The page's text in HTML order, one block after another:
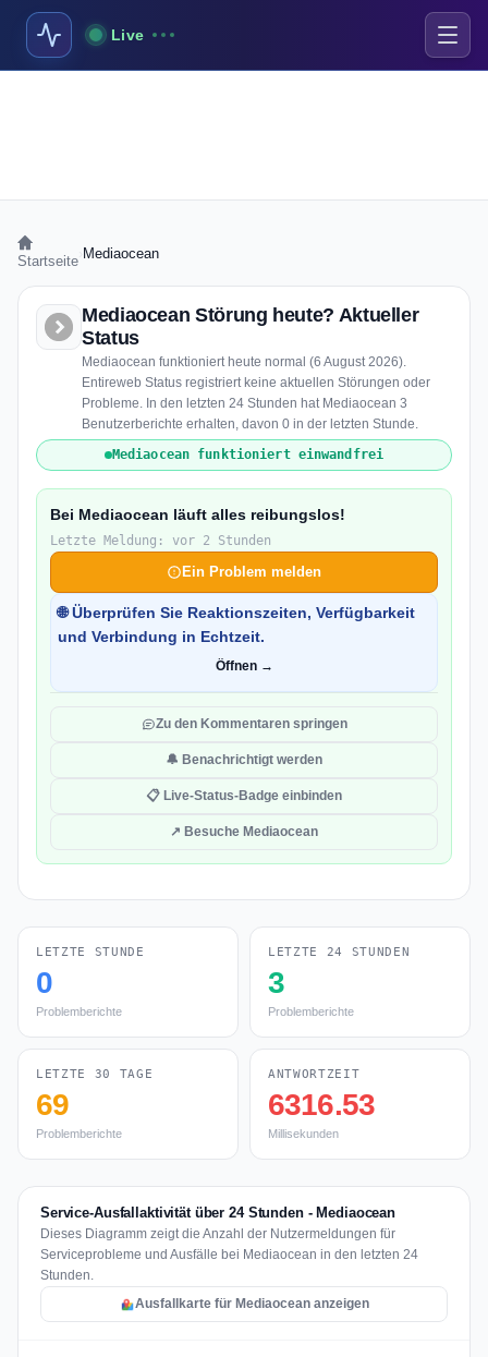
Live
Startseite Mediaocean
Mediaocean Störung heute? Aktueller
Status
Mediaocean funktioniert heute normal (6 August 2026).
Entireweb Status registriert keine aktuellen Störungen oder
Probleme. In den letzten 24 Stunden hat Mediaocean 3
Benutzerberichte erhalten, davon 0 in der letzten Stunde.
Mediaocean funktioniert einwandfrei
Bei Mediaocean läuft alles reibungslos!
Letzte Meldung: vor 2 Stunden
Ein Problem melden
🌐 Überprüfen Sie Reaktionszeiten, Verfügbarkeit
und Verbindung in Echtzeit.
Öffnen →
Zu den Kommentaren springen
🔔 Benachrichtigt werden
📋 Live-Status-Badge einbinden
↗ Besuche Mediaocean
LETZTE STUNDE
0
Problemberichte
LETZTE 24 STUNDEN
3
Problemberichte
LETZTE 30 TAGE
69
Problemberichte
ANTWORTZEIT
6316.53
Millisekunden
Service-Ausfallaktivität über 24 Stunden - Mediaocean
Dieses Diagramm zeigt die Anzahl der Nutzermeldungen für
Serviceprobleme und Ausfälle bei Mediaocean in den letzten 24
Stunden.
Ausfallkarte für Mediaocean anzeigen